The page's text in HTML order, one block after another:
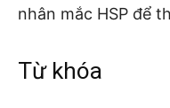
nhân mắc HSP để
Từ khóa